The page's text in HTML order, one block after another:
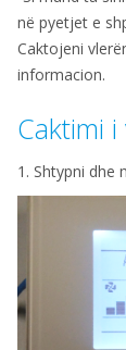
në pyetjet e
Caktojeni
informacion.
Caktimi
1. Shtypni dhe